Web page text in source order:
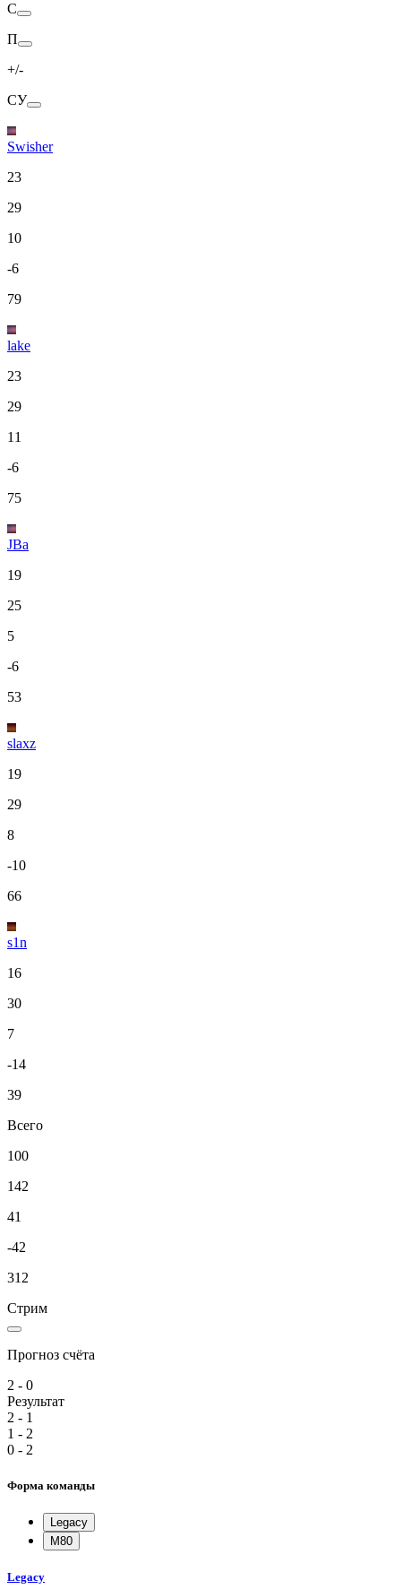
С
П
+/-
СУ
Swisher
23
29
10
-6
79
lake
23
29
11
-6
75
JBa
19
25
5
-6
53
slaxz
19
29
8
-10
66
s1n
16
30
7
-14
39
Всего
100
142
41
-42
312
Стрим
Прогноз счёта
2 - 0
Результат
2 - 1
1 - 2
0 - 2
Форма команды
Legacy
M80
Legacy